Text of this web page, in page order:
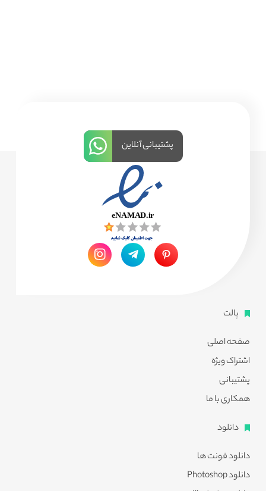
پالت
صفحه اصلی
اشتراک ویژه
پشتیبانی
همکاری با ما
دانلود
دانلود فونت ها
دانلود Photoshop
پشتیبانی آنلاین